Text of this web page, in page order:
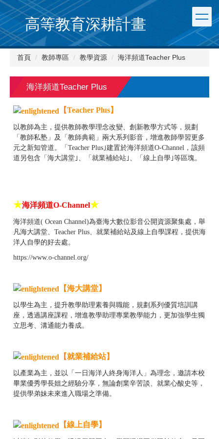
跳
到
主
要
內
高等教育深耕計畫
首頁 教師專區 教學資源 海洋頻道Teacher Plus
海洋頻道Teacher Plus
【Teacher Plus】
以教師為主，提供教師教學理念改變、創新教學方式等，規劃
「教師私塾」及「教師典範」兩大系列影音，增進教師學習更多
元之新知管道。「Teacher Plus｣建置於海洋頻道O-Channel，該頻
道另包含「海大講堂｣、「就業補給站｣、「線上自學｣等區塊。
★海洋頻道O-Channel★
海洋頻道( Ocean Channel)為臺海大數位影音公開資源聚集處，舉
凡海大講堂、Teacher Plus、就業補給站及線上自學課程，提供海
洋人自學的好去處。
https://www.o-channel.org/
【海大講堂】
以學生為主，提升教學助理素養與職能，規劃系列優質培訓講
座，透過講座課程，增進教學助理專業教學能力，更加強學生獨
立思考、溝通能力養成。
【就業補給站】
以產業為主，並以「一日海洋人終身海洋人」為理念，邀請本校
畢業優秀學長姐之經驗分享，無論創業辛苦談、就業心酸史等，
提供學弟妹未來進入職場之準備。
【線上自學】